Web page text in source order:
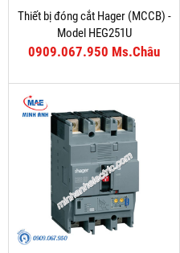
Thiết bị đóng cắt Hager (MCCB) -
Model HEG251U
0909.067.950 Ms.Châu